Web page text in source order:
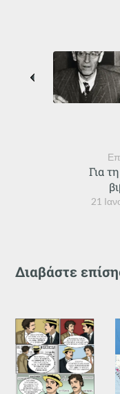
21
Για
Διαβάστε